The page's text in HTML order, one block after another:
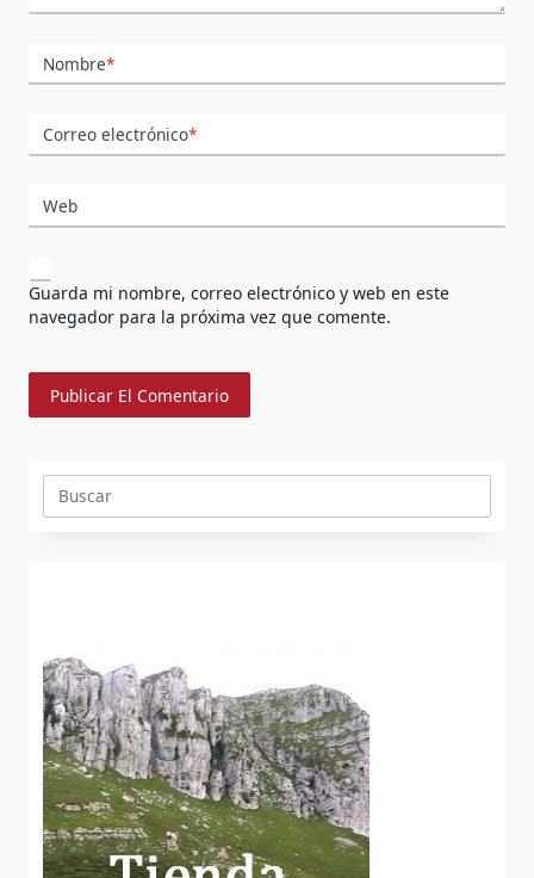
Nombre*
Correo electrónico*
Web
Guarda mi nombre, correo electrónico y web en este
navegador para la próxima vez que comente.
Buscar: